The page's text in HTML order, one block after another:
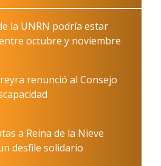
la UNRN podría estar
octubre y noviembre
renunció al Consejo
a Reina de la Nieve
desfile solidario